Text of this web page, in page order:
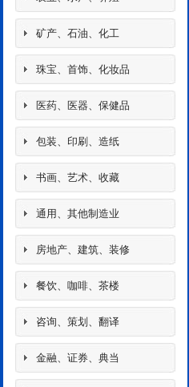
矿产、石油、化工
珠宝、首饰、化妆品
医药、医器、保健品
包装、印刷、造纸
书画、艺术、收藏
通用、其他制造业
房地产、建筑、装修
餐饮、咖啡、茶楼
咨询、策划、翻译
金融、证券、典当